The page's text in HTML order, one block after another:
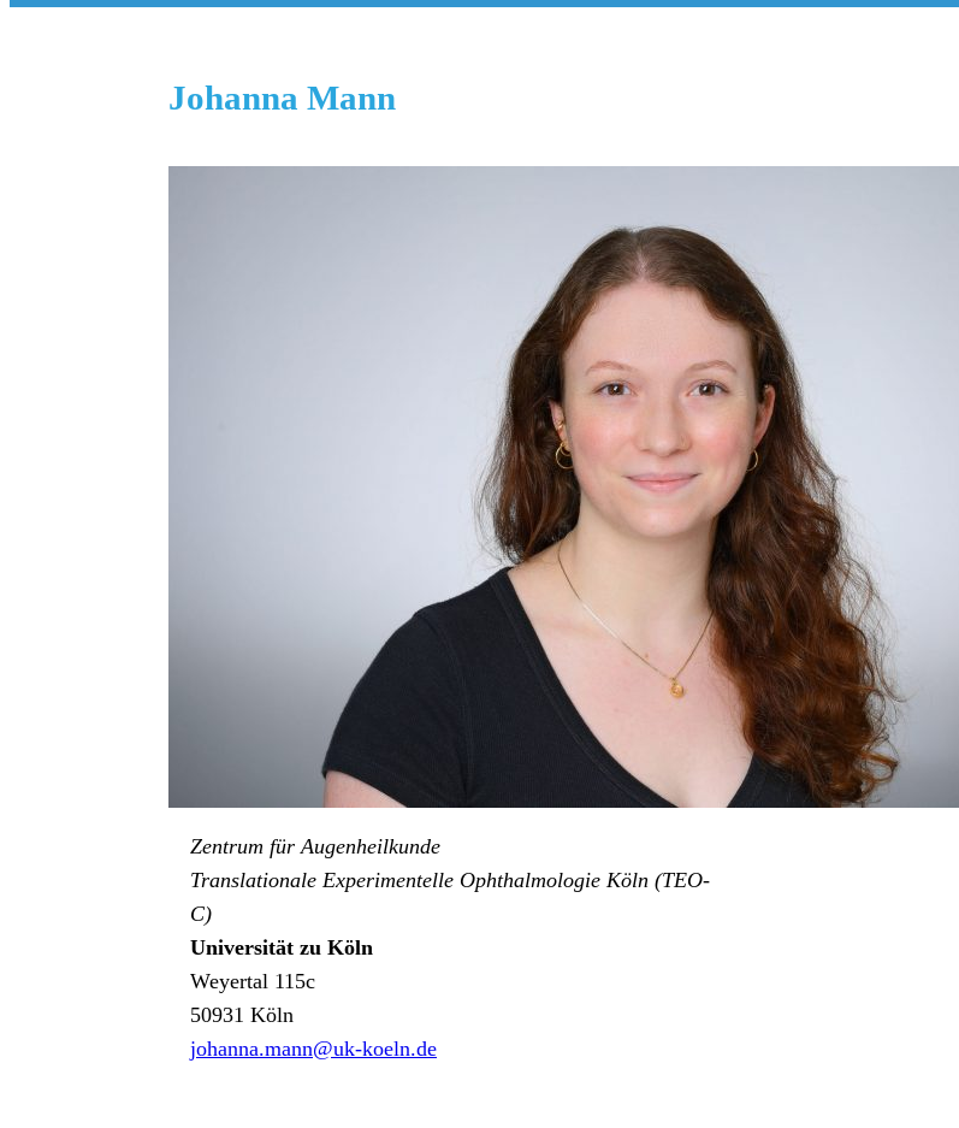
Johanna Mann
Zentrum für Augenheilkunde
Translationale Experimentelle Ophthalmologie Köln (TEO-
C)
Universität zu Köln
Weyertal 115c
50931 Köln
johanna.mann@uk-koeln.de